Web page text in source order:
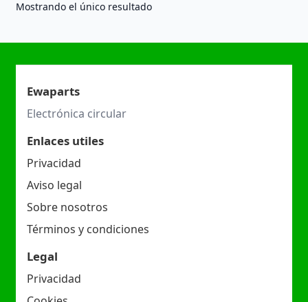
Mostrando el único resultado
Ewaparts
Electrónica circular
Enlaces utiles
Privacidad
Aviso legal
Sobre nosotros
Términos y condiciones
Legal
Privacidad